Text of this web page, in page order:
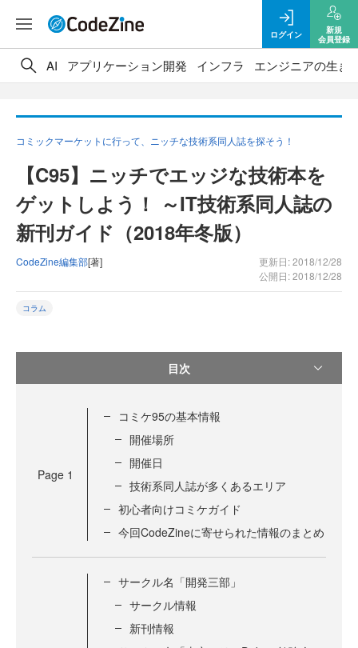
ログイン
新規
会員登録
AI アプリケーション開発 インフラ エンジニアの生き
コミックマーケットに行って、ニッチな技術系同人誌を探そう！
【C95】ニッチでエッジな技術本を
ゲットしよう！ ～IT技術系同人誌の
新刊ガイド（2018年冬版）
CodeZine編集部[著]
更新日: 2018/12/28
公開日: 2018/12/28
コラム
目次
Page 1
コミケ95の基本情報
開催場所
開催日
技術系同人誌が多くあるエリア
初心者向けコミケガイド
今回CodeZineに寄せられた情報のまとめ
サークル名「開発三部」
サークル情報
新刊情報